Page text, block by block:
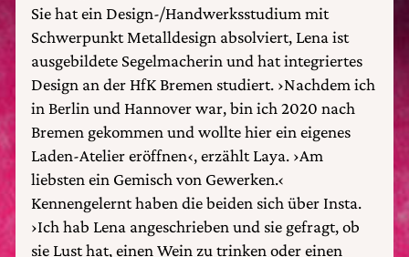
Sie hat ein Design-/Handwerksstudium mit
Schwerpunkt Metalldesign absolviert, Lena ist
ausgebildete Segelmacherin und hat integriertes
Design an der HfK Bremen studiert. ›Nachdem ich
in Berlin und Hannover war, bin ich 2020 nach
Bremen gekommen und wollte hier ein eigenes
Laden-Atelier eröffnen‹, erzählt Laya. ›Am
liebsten ein Gemisch von Gewerken.‹
Kennengelernt haben die beiden sich über Insta.
›Ich hab Lena angeschrieben und sie gefragt, ob
sie Lust hat, einen Wein zu trinken oder einen